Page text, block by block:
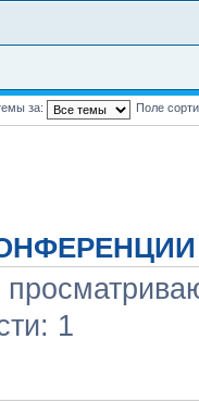
за: Поле
1